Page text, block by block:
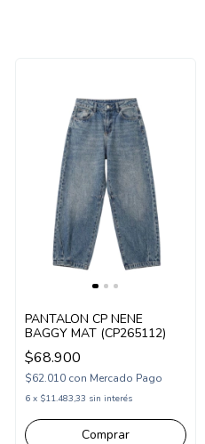
PANTALON CP NENE
BAGGY MAT (CP265112)
$68.900
$62.010 con Mercado Pago
6 x $11.483,33 sin interés
Comprar